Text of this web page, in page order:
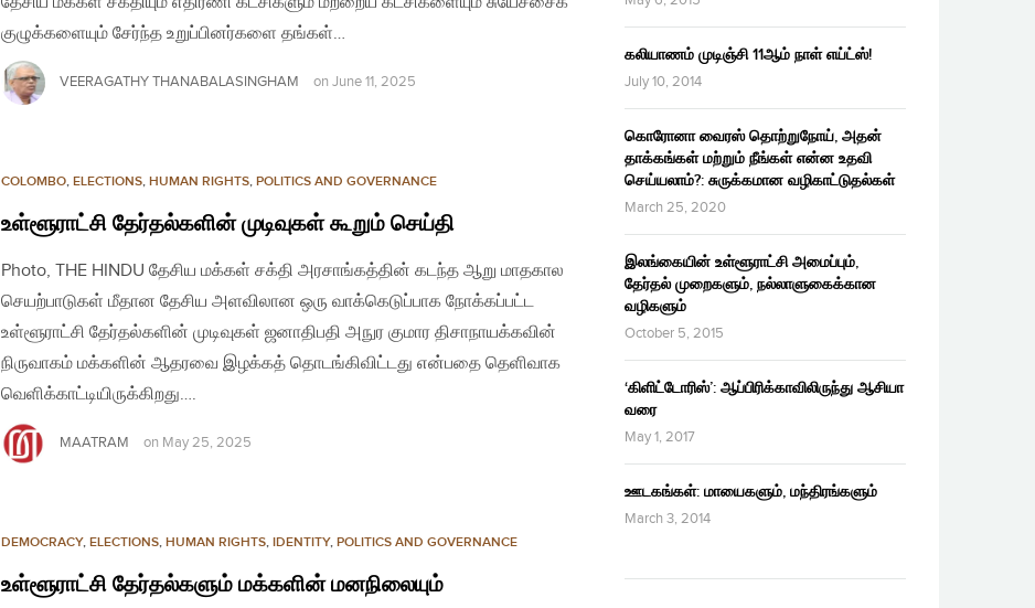
குழுக்களையும் சேர்ந்த உறுப்பினர்களை தங்கள்…
VEERAGATHY THANABALASINGHAM on June 11, 2025
COLOMBO, ELECTIONS, HUMAN RIGHTS, POLITICS AND GOVERNANCE
உள்ளூராட்சி தேர்தல்களின் முடிவுகள் கூறும் செய்தி
Photo, THE HINDU தேசிய மக்கள் சக்தி அரசாங்கத்தின் கடந்த ஆறு மாதகால
செயற்பாடுகள் மீதான தேசிய அளவிலான ஒரு வாக்கெடுப்பாக நோக்கப்பட்ட
உள்ளூராட்சி தேர்தல்களின் முடிவுகள் ஜனாதிபதி அநுர குமார திசாநாயக்கவின்
நிருவாகம் மக்களின் ஆதரவை இழக்கத் தொடங்கிவிட்டது என்பதை தெளிவாக
வெளிக்காட்டியிருக்கிறது….
MAATRAM on May 25, 2025
DEMOCRACY, ELECTIONS, HUMAN RIGHTS, IDENTITY, POLITICS AND GOVERNANCE
உள்ளூராட்சி தேர்தல்களும் மக்களின் மனநிலையும்
கலியாணம் முடிஞ்சி 11ஆம் நாள் எய்ட்ஸ்!
July 10, 2014
கொரோனா வைரஸ் தொற்றுநோய், அதன்
தாக்கங்கள் மற்றும் நீங்கள் என்ன உதவி
செய்யலாம்?: சுருக்கமான வழிகாட்டுதல்கள்
March 25, 2020
இலங்கையின் உள்ளூராட்சி அமைப்பும்,
தேர்தல் முறைகளும், நல்லாளுகைக்கான
வழிகளும்
October 5, 2015
‘கிளிட்டோரிஸ்’: ஆப்பிரிக்காவிலிருந்து ஆசியா
வரை
May 1, 2017
ஊடகங்கள்: மாயைகளும், மந்திரங்களும்
March 3, 2014